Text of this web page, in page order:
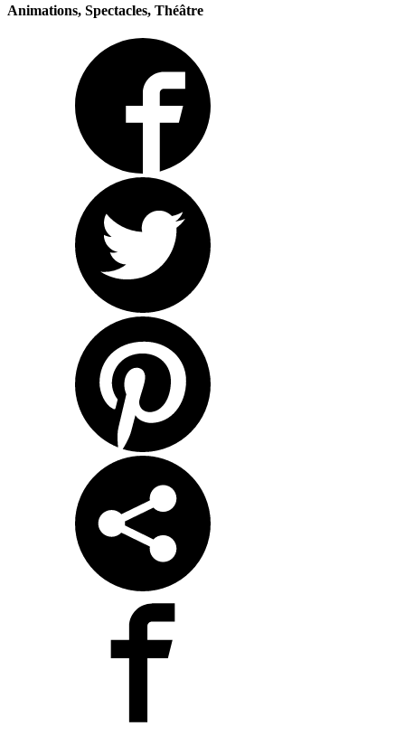
Animations, Spectacles, Théâtre